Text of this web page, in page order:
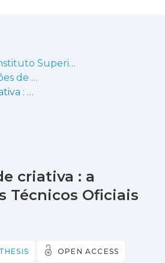
ISCAL - Instituto Superior de Contabilidade e Administração de Lisboa
ISCAL - Dissertações de Mestrado
Contabilidade criativa : a perceção dos Técnicos Oficiais de Contas
criativa : a
Técnicos Oficiais
OPEN ACCESS